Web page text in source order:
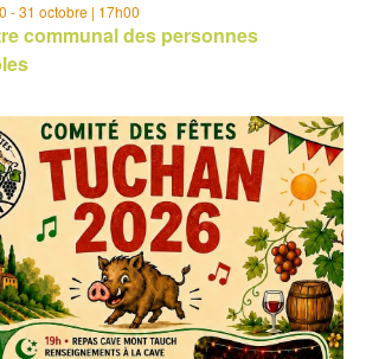
communal des personnes
-31 octobre | 17h00